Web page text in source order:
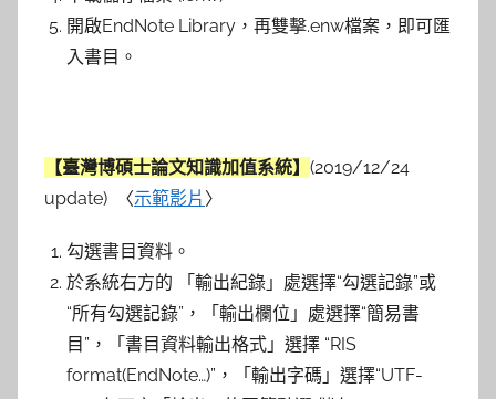
開啟EndNote Library，再雙擊.enw檔案，即可匯
入書目。
【臺灣博碩士論文知識加值系統】 (2019/12/24
update) 〈示範影片 〉
勾選書目資料。
於系統右方的 「 輸出紀錄 」處選擇“勾選記錄”或
“所有勾選記錄”，「 輸出欄位 」處選擇“簡易書
目 ”，「 書目資料輸出格式 」選擇 “RIS
format(EndNote…)”，「 輸出字碼 」選擇“UTF-